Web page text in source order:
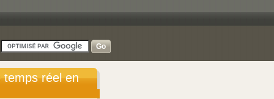
temps réel en